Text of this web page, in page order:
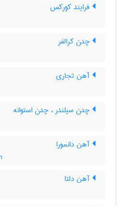
فرایند کورکس
چدن کرالفر
آهن تجاری
چدن سیلندر ، چدن استوانه
آهن دانمورا
آهن دلتا